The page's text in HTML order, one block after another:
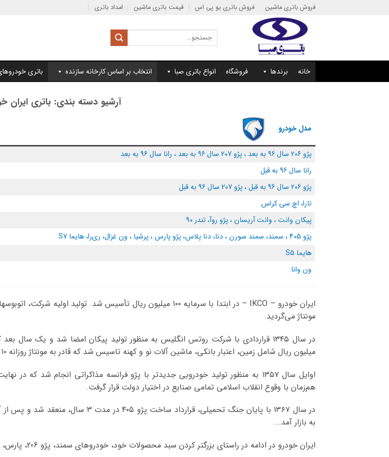
فروش باتری ماشین فروش باتری یو پی اس قیمت باتری ماشین امداد باتری
جستجو
برای:
خانه برندها فروشگاه انواع باتری صبا انتخاب بر اساس کارخانه سازنده باتری
آرشیو دسته بندی: باتری ایران
مدل خودرو
پژو 206 سال 96 به بعد ، پژو 207 سال 96 به بعد ، رانا سال 96 به بعد
رانا سال 96 به قبل
پژو 206 سال 96 به قبل ، پژو 207 سال 96 به قبل
تارا، اچ سی کراس
پیکان وانت ، وانت آریسان ، پژو روآ، تندر 90
پژو 405 ، سمند، سمند سورن ، دنا، دنا پلاس، پژو پارس ، پرشیا ، ون غزال، ری‌را، هایما S7
هایما S5
ون وانا
مونتاژ می‌گردید.
میلیون ریال شامل زمین، اعتبار بانکی، ماشین آلات نو و کهنه تاسیس شد که قادر به مونتاژ روزانه ۱۰ دستگاه سواری و ۷ دستگاه اتوبوس و کامیون بود.
هم‌زمان با وقوع انقلاب اسلامی تمامی صنایع در اختیار دولت قرار گرفت.
به بازار آمد….
ایران خودرو در ادامه در راستای بزرگتر کردن سبد محصولات خود، خودروهای سمند، پژو 206، پارس، رانا و….را نیز عرضه کرد.